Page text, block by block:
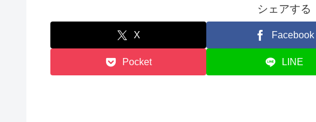
シェアする
X Facebook
Pocket LINE